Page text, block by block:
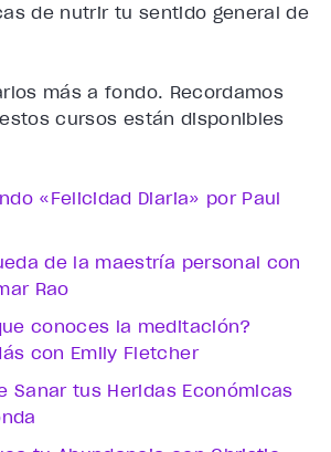
de nutrir tu sentido general de
más a fondo. Recordamos
cursos están disponibles
«Felicidad Diaria» por Paul
de la maestría personal con
Rao
conoces la meditación?
con Emily Fletcher
Sanar tus Heridas Económicas